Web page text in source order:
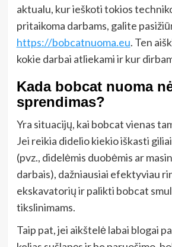
aktualu, kur ieškoti tokios
pritaikoma darbams, galite
https://bobcatnuoma.eu. Ten
kokie darbai atliekami ir kur
Kada bobcat nuoma
sprendimas?
Yra situacijų, kai bobcat vienas
Jei reikia didelio kiekio iškasti
(pvz., didelėmis duobėmis ar
darbais), dažniausiai efektyviau
ekskavatorių ir palikti bobcat
tikslinimams.
Taip pat, jei aikštelė labai blogai